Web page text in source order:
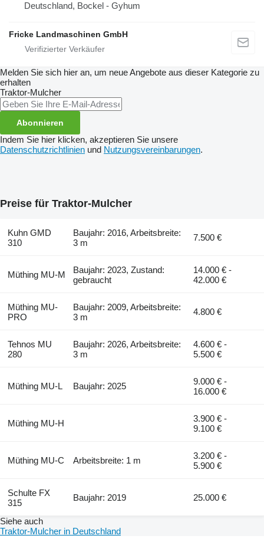
Deutschland, Bockel - Gyhum
Fricke Landmaschinen GmbH
Melden Sie sich hier an, um neue Angebote aus dieser Kategorie zu
erhalten
Traktor-Mulcher
Abonnieren
Indem Sie hier klicken, akzeptieren Sie unsere
Datenschutzrichtlinien und Nutzungsvereinbarungen.
Preise für Traktor-Mulcher
Kuhn GMD
310
Baujahr: 2016, Arbeitsbreite:
3 m
7.500 €
Müthing MU-M
Baujahr: 2023, Zustand:
gebraucht
14.000 € -
42.000 €
Müthing MU-
PRO
Baujahr: 2009, Arbeitsbreite:
3 m
4.800 €
Tehnos MU
280
Baujahr: 2026, Arbeitsbreite:
3 m
4.600 € -
5.500 €
Müthing MU-L Baujahr: 2025
9.000 € -
16.000 €
Müthing MU-H
3.900 € -
9.100 €
Müthing MU-C Arbeitsbreite: 1 m
3.200 € -
5.900 €
Schulte FX
315
Baujahr: 2019 25.000 €
Siehe auch
Traktor-Mulcher in Deutschland